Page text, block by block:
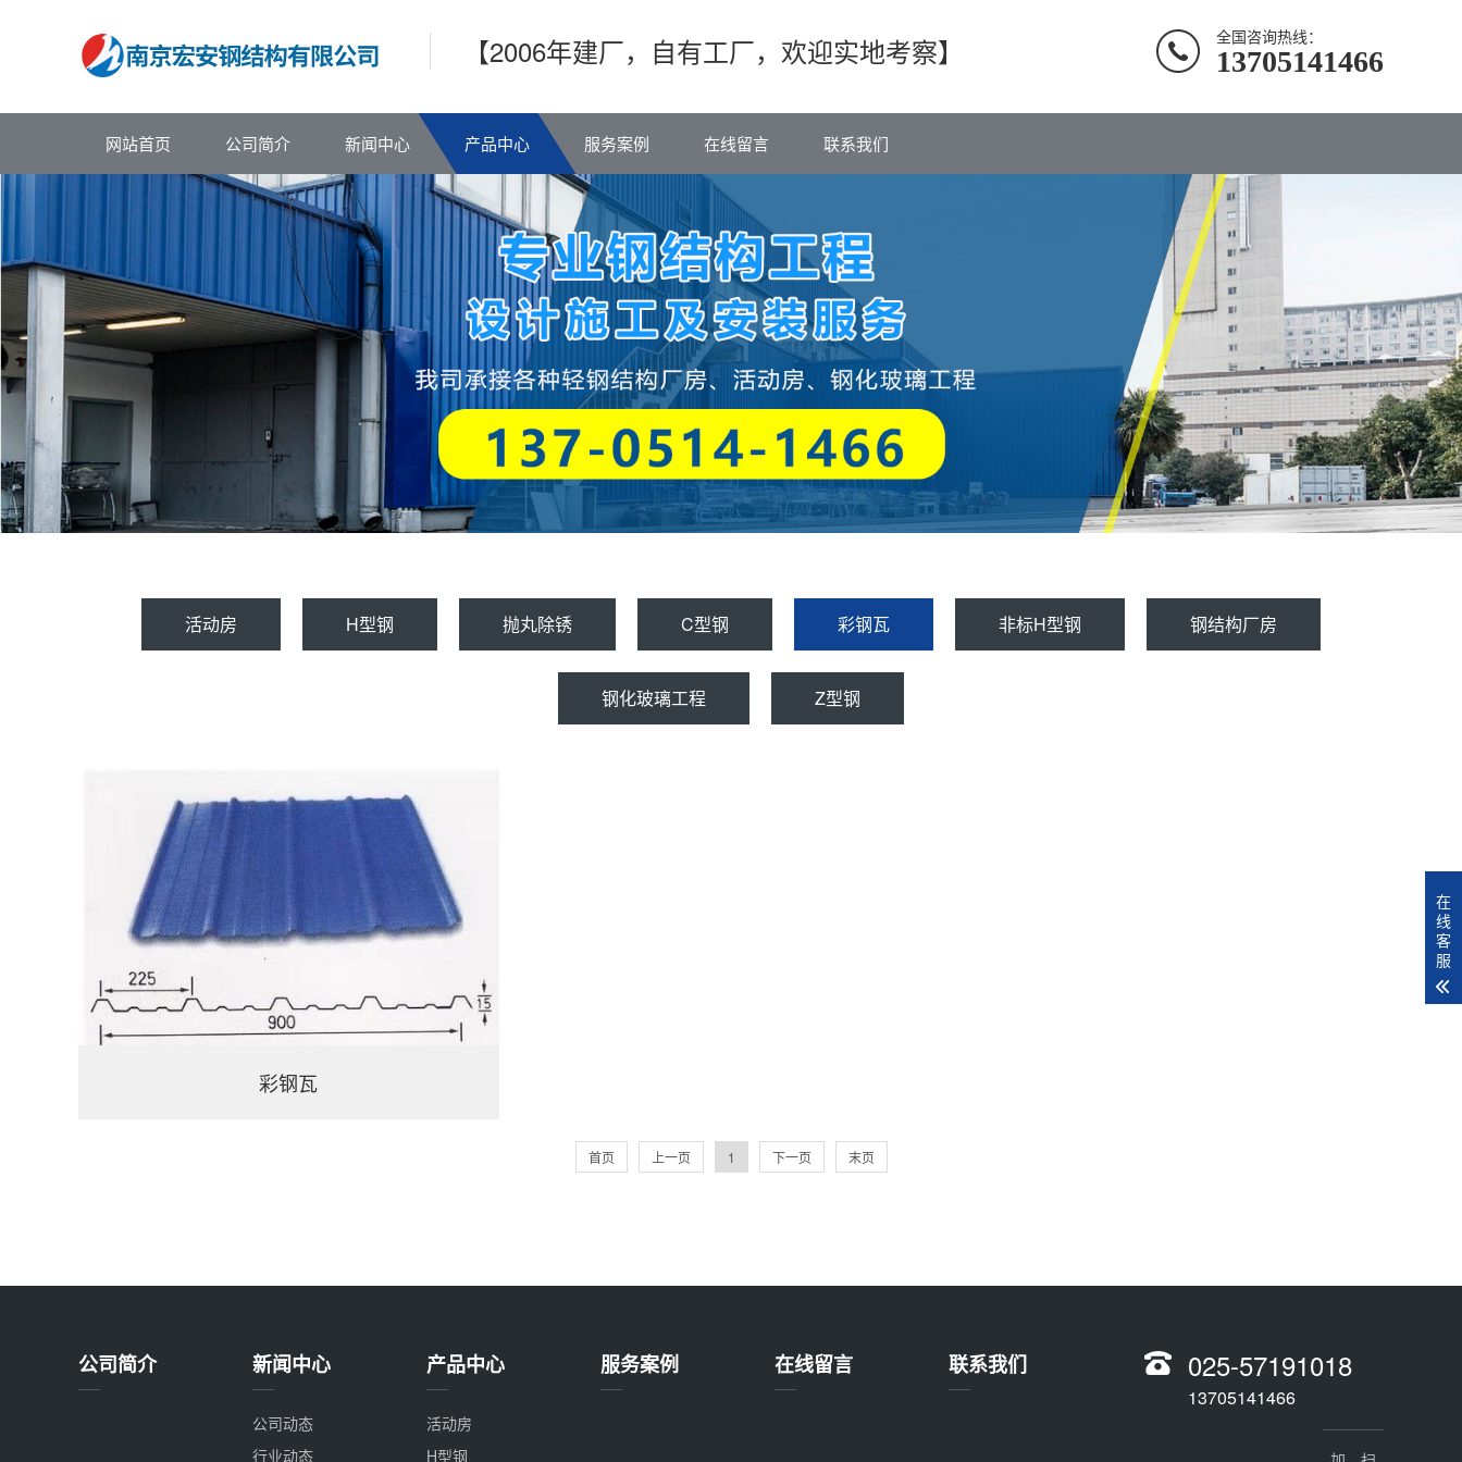
【2006年建厂，自有工厂，欢迎实地考察】 全国咨询热线：
13705141466
网站首页 公司简介 新闻中心 产品中心 服务案例 在线留言 联系我们
活动房 H型钢 抛丸除锈 C型钢 彩钢瓦 非标H型钢 钢结构厂房
钢化玻璃工程 Z型钢
彩钢瓦
首页 上一页 1 下一页 末页
公司简介 新闻中心
公司动态
行业动态
产品中心
活动房
H型钢
服务案例 在线留言 联系我们 025-57191018
13705141466
在
线
客
服